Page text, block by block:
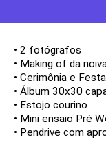
• 2 fotógrafos
• Making of da
• Cerimônia e Festa
• Álbum 30x30
• Estojo courino
• Mini ensaio Pré
• Pendrive com